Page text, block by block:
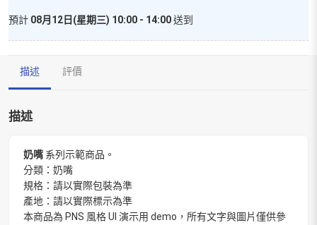
預計 08月12日(星期三) 10:00 - 14:00送到
描述 評價
描述
奶嘴 系列示範商品。
分類：奶嘴
規格：請以實際包裝為準
產地：請以實際標示為準
本商品為 PNS 風格 UI 演示用 demo，所有文字與圖片僅供參